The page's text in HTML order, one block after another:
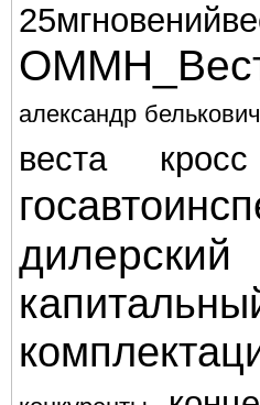
александр белькович
веста кросс